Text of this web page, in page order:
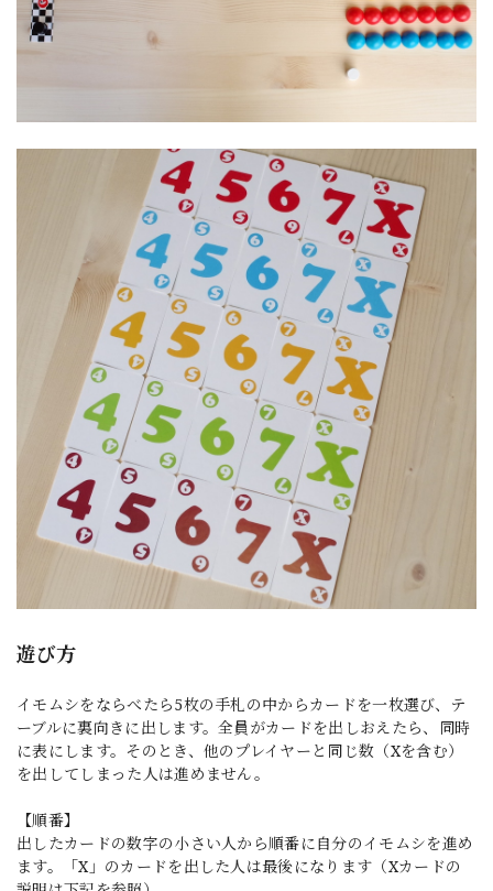
遊び方
イモムシをならべたら5枚の手札の中からカードを一枚選び、テ
ーブルに裏向きに出します。全員がカードを出しおえたら、同時
に表にします。そのとき、他のプレイヤーと同じ数（Xを含む）
を出してしまった人は進めません。
【順番】
出したカードの数字の小さい人から順番に自分のイモムシを進め
ます。「X」のカードを出した人は最後になります（Xカードの